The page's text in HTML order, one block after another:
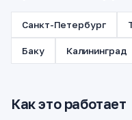
Санкт-Петербург
Баку Калининград
Как это работает